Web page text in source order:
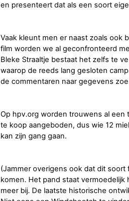
en presenteert dat als een soort
Vaak kleunt men er naast zoals ook
film worden we al geconfronteerd
Bleke Straaltje bestaat het zelfs te
waarop de reeds lang gesloten
de commentaren naar gegevens
Op hpv.org worden trouwens al
te koop aangeboden, dus wie 12
kan zijn gang gaan.
(Jammer overigens ook dat dit
komen. Het pand staat vermoedelijk
meer bij. De laatste historische